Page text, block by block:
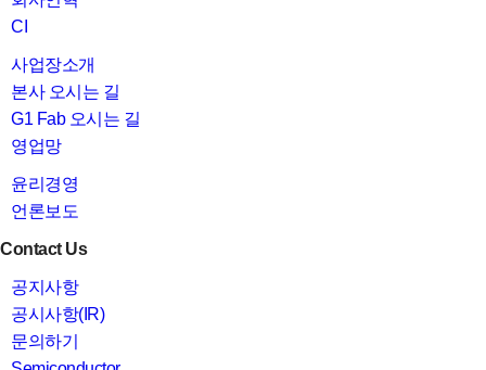
CI
사업장소개
본사 오시는 길
G1 Fab 오시는 길
영업망
윤리경영
언론보도
Contact Us
공지사항
공시사항(IR)
문의하기